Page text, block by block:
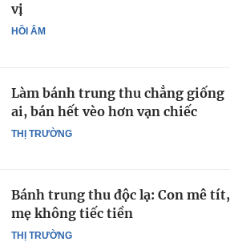
HỒI ÂM
vị
THỊ TRƯỜNG
Làm bánh trung thu chẳng giống
ai, bán hết vèo hơn vạn chiếc
THỊ TRƯỜNG
Bánh trung thu độc lạ: Con mê tít,
mẹ không tiếc tiền